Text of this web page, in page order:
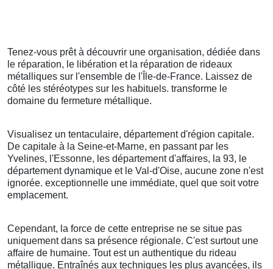
Tenez-vous prêt à découvrir une organisation, dédiée dans
le réparation, le libération et la réparation de rideaux
métalliques sur l'ensemble de l'Île-de-France. Laissez de
côté les stéréotypes sur les habituels. transforme le
domaine du fermeture métallique.
Visualisez un tentaculaire, département d'région capitale.
De capitale à la Seine-et-Marne, en passant par les
Yvelines, l'Essonne, les département d'affaires, la 93, le
département dynamique et le Val-d'Oise, aucune zone n'est
ignorée. exceptionnelle une immédiate, quel que soit votre
emplacement.
Cependant, la force de cette entreprise ne se situe pas
uniquement dans sa présence régionale. C'est surtout une
affaire de humaine. Tout est un authentique du rideau
métallique. Entraînés aux techniques les plus avancées, ils